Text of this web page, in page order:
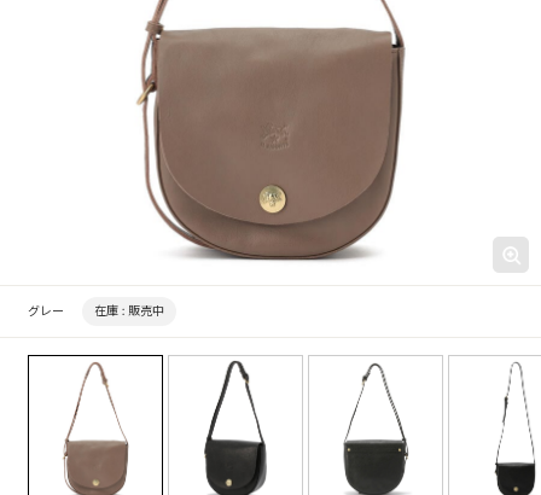
グレー 在庫 : 販売中